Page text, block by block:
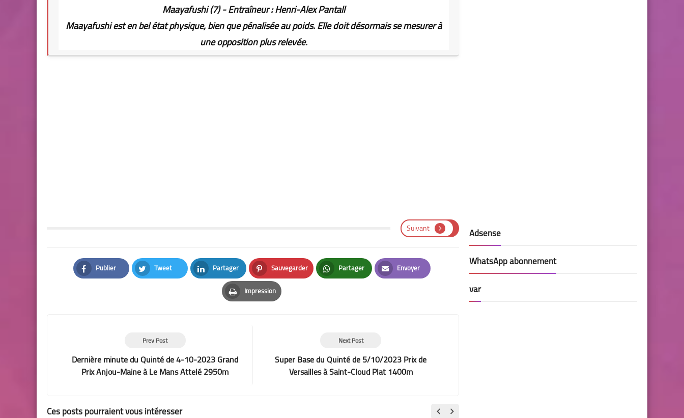
Maayafushi (7) - Entraîneur : Henri-Alex Pantall
Maayafushi est en bel état physique, bien que pénalisée au poids. Elle doit désormais se mesurer à
une opposition plus relevée.
Suivant
Publier
Facebook
Tweet
Twitter
Partager
LinkedIn
Sauvegarder
Pinterest
Partager
Whatsapp
Envoyer
Email
Impression
Print
Next Post
Super Base du Quinté de 5/10/2023 Prix de
Versailles à Saint-Cloud Plat 1400m
Prev Post
Dernière minute du Quinté de 4-10-2023 Grand
Prix Anjou-Maine à Le Mans Attelé 2950m
Ces posts pourraient vous intéresser
Adsense
WhatsApp abonnement
var